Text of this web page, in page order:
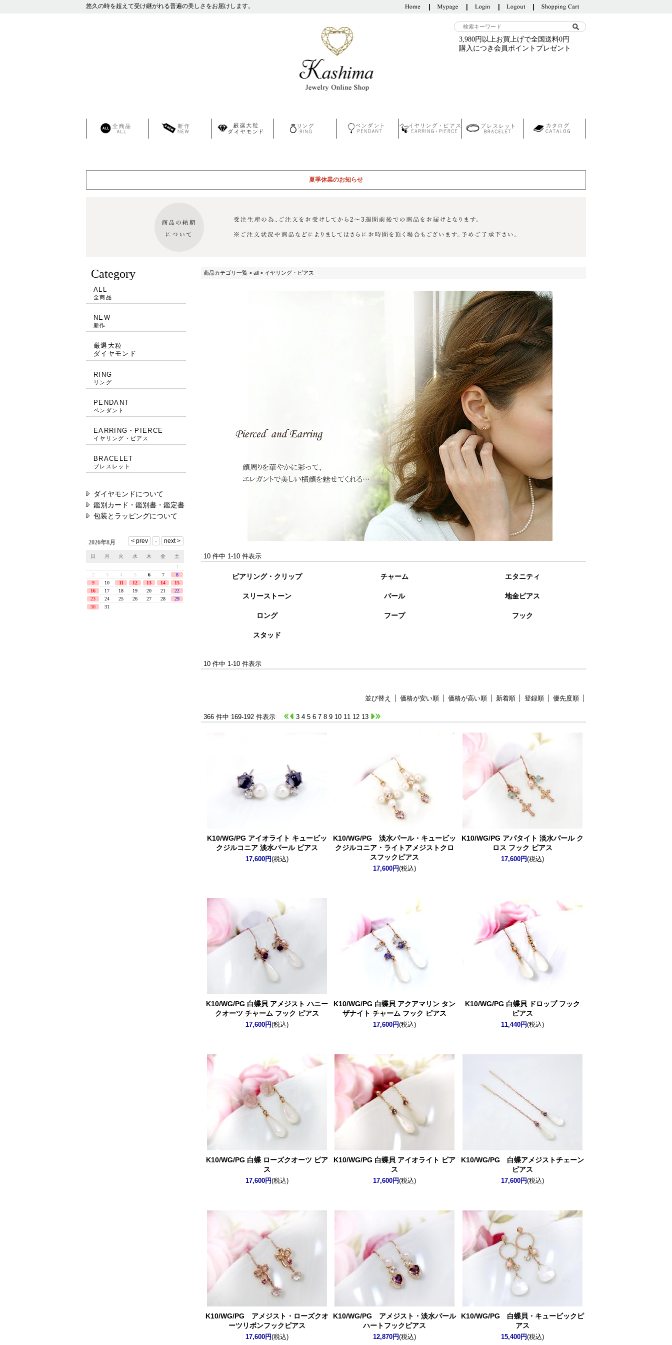
悠久の時を超えて受け継がれる普遍の美しさをお届けします。
3,980円以上お買上げで全国送料0円
購入につき会員ポイントプレゼント
夏季休業のお知らせ
Category
ALL
全商品
NEW
新作
厳選大粒
ダイヤモンド
RING
リング
PENDANT
ペンダント
EARRING・PIERCE
イヤリング・ピアス
BRACELET
ブレスレット
ダイヤモンドについて
鑑別カード・鑑別書・鑑定書
包装とラッピングについて
商品カテゴリ一覧 > all > イヤリング・ピアス
10 件中 1-10 件表示
ピアリング・クリップ チャーム エタニティ
スリーストーン パール 地金ピアス
ロング フープ フック
スタッド
10 件中 1-10 件表示
並び替え 価格が安い順 価格が高い順 新着順 登録順 優先度順
366 件中 169-192 件表示 3 4 5 6 7 8 9 10 11 12 13
K10/WG/PG アイオライト キュービッ
クジルコニア 淡水パール ピアス
17,600円(税込)
K10/WG/PG 淡水パール・キュービッ
クジルコニア・ライトアメジストクロ
スフックピアス
17,600円(税込)
K10/WG/PG アパタイト 淡水パール ク
ロス フック ピアス
17,600円(税込)
K10/WG/PG 白蝶貝 アメジスト ハニー
クオーツ チャーム フック ピアス
17,600円(税込)
K10/WG/PG 白蝶貝 アクアマリン タン
ザナイト チャーム フック ピアス
17,600円(税込)
K10/WG/PG 白蝶貝 ドロップ フック
ピアス
11,440円(税込)
K10/WG/PG 白蝶 ローズクオーツ ピア
ス
17,600円(税込)
K10/WG/PG 白蝶貝 アイオライト ピア
ス
17,600円(税込)
K10/WG/PG 白蝶アメジストチェーン
ピアス
17,600円(税込)
K10/WG/PG アメジスト・ローズクオ
ーツリボンフックピアス
17,600円(税込)
K10/WG/PG アメジスト・淡水パール
ハートフックピアス
12,870円(税込)
K10/WG/PG 白蝶貝・キュービックピ
アス
15,400円(税込)